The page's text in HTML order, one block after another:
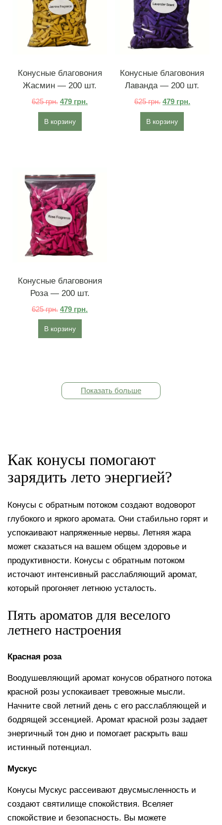
Конусные благовония
Жасмин — 200 шт.
625грн. 479 грн.
В корзину
Конусные благовония
Лаванда — 200 шт.
625грн. 479 грн.
В корзину
Конусные благовония
Роза — 200 шт.
625грн. 479 грн.
В корзину
Показать больше
Как конусы помогают
зарядить лето энергией?
Конусы с обратным потоком создают водоворот
глубокого и яркого аромата. Они стабильно горят и
успокаивают напряженные нервы. Летняя жара
может сказаться на вашем общем здоровье и
продуктивности. Конусы с обратным потоком
источают интенсивный расслабляющий аромат,
который прогоняет летнюю усталость.
Пять ароматов для веселого
летнего настроения
Красная роза
Воодушевляющий аромат конусов обратного потока
красной розы успокаивает тревожные мысли.
Начните свой летний день с его расслабляющей и
бодрящей эссенцией. Аромат красной розы задает
энергичный тон дню и помогает раскрыть ваш
истинный потенциал.
Мускус
Конусы Мускус рассеивают двусмысленность и
создают святилище спокойствия. Вселяет
спокойствие и безопасность. Вы можете